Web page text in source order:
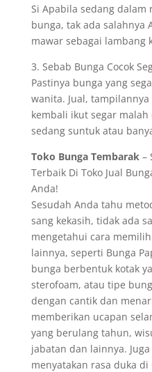
Si Apabila sedang
bunga, tak ada salahnya
mawar sebagai lambang
3. Sebab Bunga Cocok
Pastinya bunga yang
wanita. Jual,
kembali ikut segar
sedang suntuk atau
Toko Bunga Tembarak–
Terbaik Di Toko Jual
Anda!
Sesudah Anda tahu
sang kekasih, tidak ada
mengetahui cara
lainnya, seperti Bunga
bunga berbentuk kotak
sterofoam, atau tipe
dengan cantik dan
memberikan ucapan
yang berulang tahun,
jabatan dan lainnya.
menyatakan rasa duka